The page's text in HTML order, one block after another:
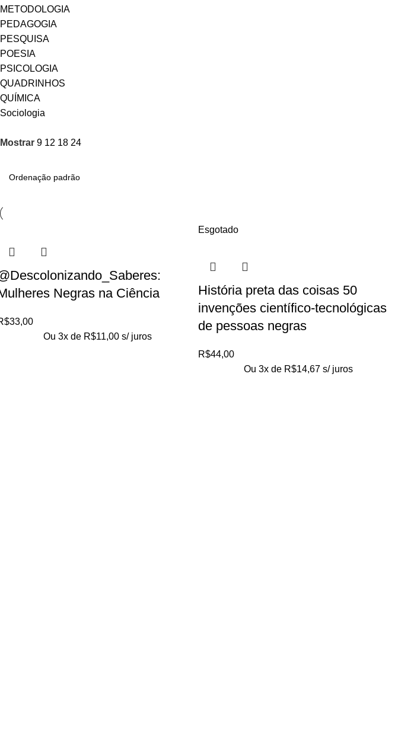
METODOLOGIA
PEDAGOGIA
PESQUISA
POESIA
PSICOLOGIA
QUADRINHOS
QUÍMICA
Sociologia
Mostrar 9 12 18 24
Negras na Ciência
33,00
Ou 3x de R$11,00 s/ juros
Esgotado
História preta das coisas 50
invenções científico-tecnológicas
de pessoas negras
R$44,00
Ou 3x de R$14,67 s/ juros